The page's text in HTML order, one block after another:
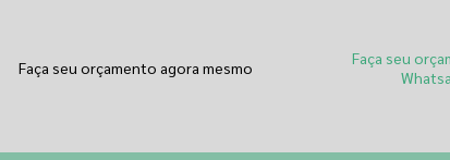
Faça seu orçamento agora mesmo
Faça seu